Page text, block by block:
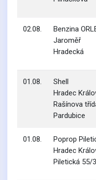
02.08.
Benzina
Jaroměř
Hradecká
01.08.
Shell
Hradec
Rašínova
Pardubice
01.08.
Poprop
Hradec
Piletická 55/